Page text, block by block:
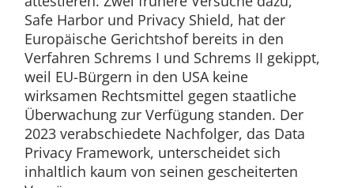
Safe Harbor und Privacy Shield, hat der
Europäische Gerichtshof bereits in den
Verfahren Schrems I und Schrems II gekippt,
weil EU-Bürgern in den USA keine
wirksamen Rechtsmittel gegen staatliche
Überwachung zur Verfügung standen. Der
2023 verabschiedete Nachfolger, das Data
Privacy Framework, unterscheidet sich
inhaltlich kaum von seinen gescheiterten